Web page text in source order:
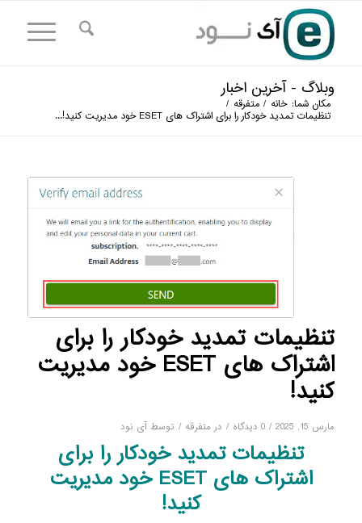
وبلاگ - آخرین اخبار
مکان شما: خانه / متفرقه /
تنظیمات تمدید خودکار را برای اشتراک های ESET خود مدیریت کنید!...
تنظیمات تمدید خودکار را برای
اشتراک های ESET خود مدیریت
کنید!
مارس 15, 2025 / 0 دیدگاه / در متفرقه / توسط آی نود
تنظیمات تمدید خودکار را برای
اشتراک های ESET خود مدیریت
کنید!